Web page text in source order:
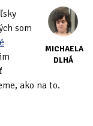
MICHAELA
DLHÁ
som
ako na to.